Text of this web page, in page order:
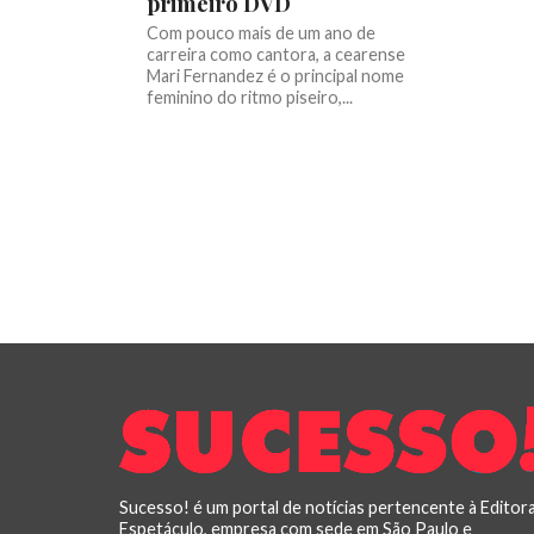
Com pouco mais de um ano de
carreira como cantora, a cearense
Mari Fernandez é o principal nome
feminino do ritmo piseiro,...
Sucesso! é um portal de notícias pertencente à
Espetáculo, empresa com sede em São Paulo e